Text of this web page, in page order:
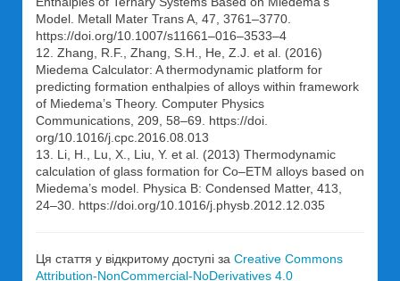
Model. Metall Mater Trans A, 47, 3761–3770.
https://doi.org/10.1007/s11661–016–3533–4
12. Zhang, R.F., Zhang, S.H., He, Z.J. et al. (2016)
Miedema Calculator: A thermodynamic platform for
predicting formation enthalpies of alloys within framework
of Miedema’s Theory. Computer Physics
Communications, 209, 58–69. https://doi.
org/10.1016/j.cpc.2016.08.013
13. Li, H., Lu, X., Liu, Y. et al. (2013) Thermodynamic
calculation of glass formation for Co–ETM alloys based on
Miedema’s model. Physica B: Condensed Matter, 413,
24–30. https://doi.org/10.1016/j.physb.2012.12.035
Ця стаття у відкритому доступі за Creative Commons
Attribution-NonCommercial-NoDerivatives 4.0